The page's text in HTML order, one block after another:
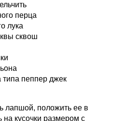
перца
лука
сквош
типа пеппер джек
лапшой, положить ее в
на кусочки размером с